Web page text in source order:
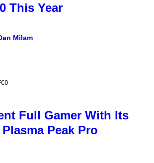
This Year
Milam
Full Gamer With Its
Peak Pro